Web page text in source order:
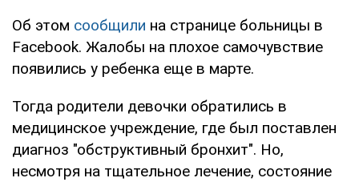
Об этом сообщили на странице больницы в
Facebook. Жалобы на плохое самочувствие
появились у ребенка еще в марте.
Тогда родители девочки обратились в
медицинское учреждение, где был поставлен
диагноз "обструктивный бронхит". Но,
несмотря на тщательное лечение, состояние